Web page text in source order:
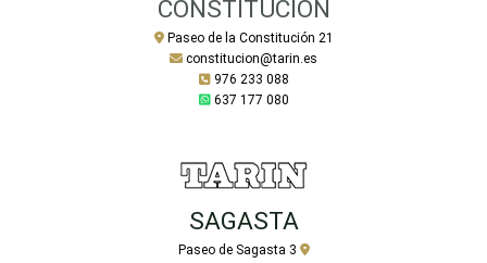
CONSTITUCIÓN
Paseo de la Constitución 21
constitucion@tarin.es
976 233 088
637 177 080
SAGASTA
Paseo de Sagasta 3